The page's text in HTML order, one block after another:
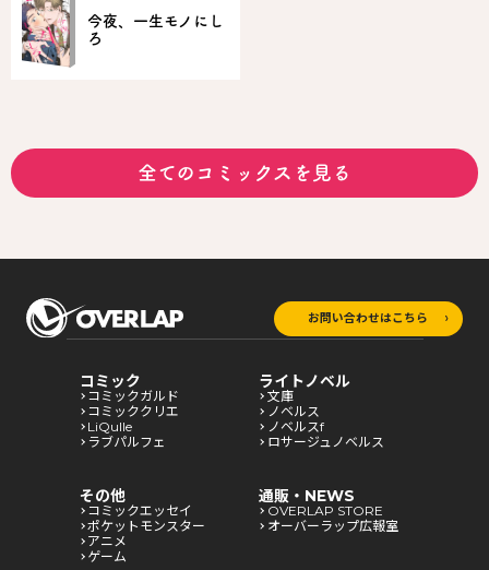
今夜、一生モノにし
ろ
全てのコミックスを見る
お問い合わせはこちら
コミック
コミックガルド
コミッククリエ
LiQulle
ラブパルフェ
ライトノベル
文庫
ノベルス
ノベルスf
ロサージュノベルス
その他
コミックエッセイ
ポケットモンスター
アニメ
ゲーム
通販・NEWS
OVERLAP STORE
オーバーラップ広報室